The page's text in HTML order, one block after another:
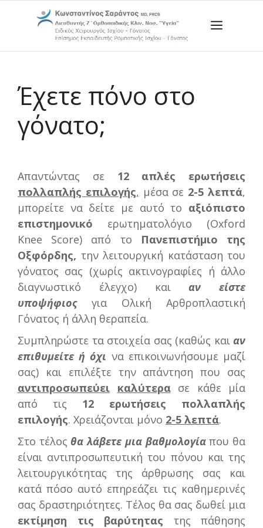
Μετάβαση
περιεχόμενο
Menu
Έχετε πόνο στο
γόνατο;
Απαντώντας σε 12 απλές ερωτήσεις
πολλαπλής επιλογής, μέσα σε 2-5 λεπτά,
μπορείτε να δείτε με αυτό το αξιόπιστο
επιστημονικό ερωτηματολόγιο (Oxford
Knee Score) από το Πανεπιστήμιο της
Οξφόρδης, την λειτουργική κατάσταση του
γόνατος σας (χωρίς ακτινογραφίες ή άλλο
διαγνωστικό έλεγχο) καιαν είστε
υποψήφιοςγια Ολική Αρθροπλαστική
Γόνατος ή άλλη θεραπεία.
Συμπληρώστε τα στοιχεία σας (καθώς και αν
επιθυμείτε ή όχι να επικοινωνήσουμε μαζί
σας) και επιλέξτε την απάντηση που σας
αντιπροσωπεύει καλύτερασε κάθε μία
από τις 12 ερωτήσεις πολλαπλής
επιλογής. Χρειάζονται μόνο 2-5 λεπτά.
Στο τέλος θα λάβετε μια βαθμολογίαπου θα
είναι αντιπροσωπευτική του πόνου και της
λειτουργικότητας της άρθρωσης σας και
κατά πόσο αυτό επηρεάζει τις καθημερινές
σας δραστηριότητες. Τέλος θα σας δωθεί μια
εκτίμηση τις βαρύτητας της πάθησης